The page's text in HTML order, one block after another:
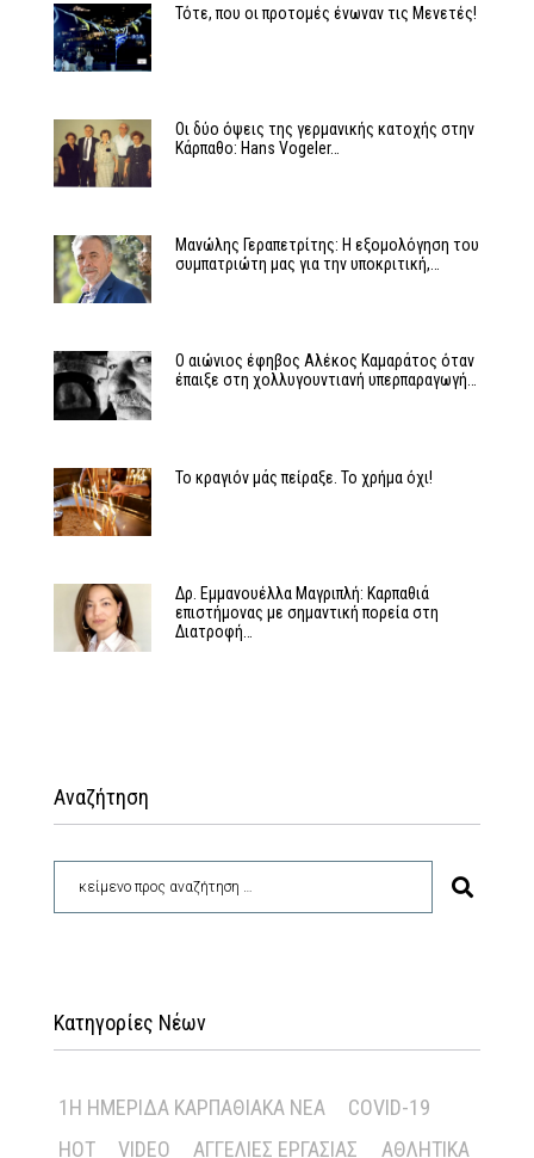
Τότε, που οι προτομές ένωναν τις Μενετές!
Οι δύο όψεις της γερμανικής κατοχής στην
Κάρπαθο: Hans Vogeler…
Μανώλης Γεραπετρίτης: Η εξομολόγηση του
συμπατριώτη μας για την υποκριτική,…
Ο αιώνιος έφηβος Αλέκος Καμαράτος όταν
έπαιξε στη χολλυγουντιανή υπερπαραγωγή…
Το κραγιόν μάς πείραξε. Το χρήμα όχι!
Δρ. Εμμανουέλλα Μαγριπλή: Καρπαθιά
επιστήμονας με σημαντική πορεία στη
Διατροφή…
Αναζήτηση
Κατηγορίες Νέων
1Η ΗΜΕΡΊΔΑ ΚΑΡΠΑΘΙΑΚΆ ΝΈΑ
COVID-19
HOT
VIDEO ΑΓΓΕΛΊΕΣ ΕΡΓΑΣΊΑΣ ΑΘΛΗΤΙΚΆ